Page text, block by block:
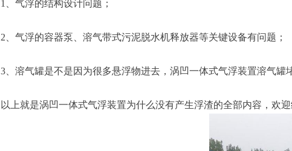
1、气浮的结构设计问题；
2、气浮的容器泵、溶气带式污泥脱水机释放器等关键设备有问题；
3、溶气罐是不是因为很多悬浮物进去，涡凹一体式气浮装置溶气罐
以上就是涡凹一体式气浮装置为什么没有产生浮渣的全部内容，欢